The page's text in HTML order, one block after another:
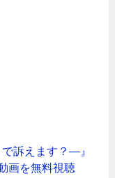
訴えます？―』
画を無料視聴